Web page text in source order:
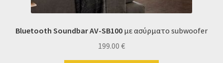
Bluetooth Soundbar AV-SB100 με ασύρματο subwoofer
199.00 €